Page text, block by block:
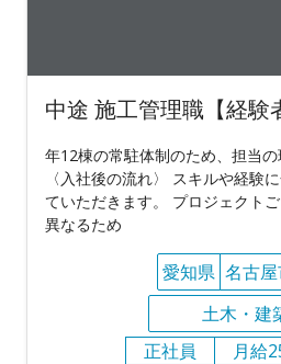
中途 施工管理職【経験
年12棟の常駐体制のため、担当
〈入社後の流れ〉 スキルや経験
ていただきます。 プロジェクト
異なるため
愛知県 名古
土木・建
正社員
月給